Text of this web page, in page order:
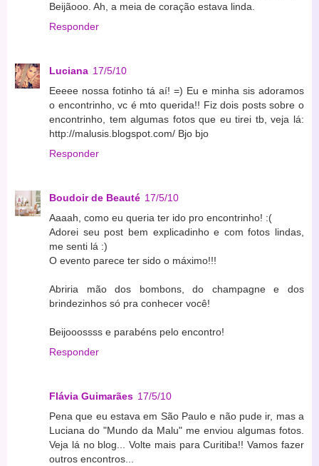
Beijãooo. Ah, a meia de coração estava linda.
Responder
Luciana 17/5/10
Eeeee nossa fotinho tá aí! =) Eu e minha sis adoramos
o encontrinho, vc é mto querida!! Fiz dois posts sobre o
encontrinho, tem algumas fotos que eu tirei tb, veja lá:
http://malusis.blogspot.com/ Bjo bjo
Responder
Boudoir de Beauté 17/5/10
Aaaah, como eu queria ter ido pro encontrinho! :(
Adorei seu post bem explicadinho e com fotos lindas,
me senti lá :)
O evento parece ter sido o máximo!!!
Abriria mão dos bombons, do champagne e dos
brindezinhos só pra conhecer você!
Beijooossss e parabéns pelo encontro!
Responder
Flávia Guimarães 17/5/10
Pena que eu estava em São Paulo e não pude ir, mas a
Luciana do "Mundo da Malu" me enviou algumas fotos.
Veja lá no blog... Volte mais para Curitiba!! Vamos fazer
outros encontros...